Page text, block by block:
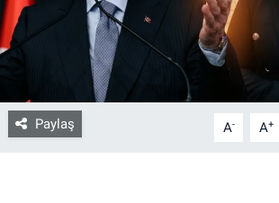
Paylaş A- A+
Yaşam
Gözden Kaçmasın
İletişim (Künye)